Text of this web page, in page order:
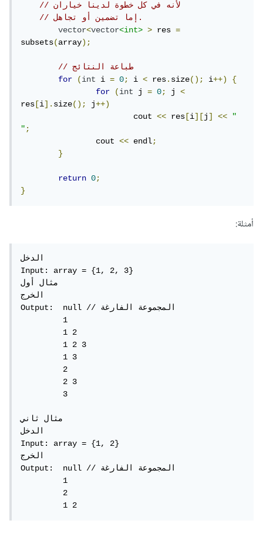
// لأنه في كل خطوة لدينا خياران
// إما تضمين أو تجاهل.
vector<vector<int> > res =
subsets(array);
// طباعة النتائج
for
(int i = 0; i < res.size(); i++)
{
for
(int j = 0; j <
res [i].size(); j++)
			cout
<< res [i][j] <<
"
";
		cout
<< endl;
}
return 0;
}
أمثلة:
الدخل
Input: array = {1, 2, 3}
مثال أول
الخرج
Output:  null // المجموعة الفارغة
         1
         1 2
         1 2 3
         1 3
         2
         2 3
         3
مثال ثاني
الدخل
Input: array = {1, 2}
الخرج
Output:  null // المجموعة الفارغة
         1
         2
         1 2